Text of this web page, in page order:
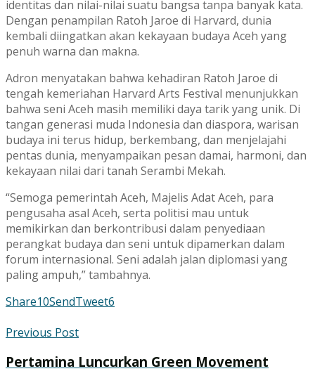
identitas dan nilai-nilai suatu bangsa tanpa banyak kata.
Dengan penampilan Ratoh Jaroe di Harvard, dunia
kembali diingatkan akan kekayaan budaya Aceh yang
penuh warna dan makna.
Adron menyatakan bahwa kehadiran Ratoh Jaroe di
tengah kemeriahan Harvard Arts Festival menunjukkan
bahwa seni Aceh masih memiliki daya tarik yang unik. Di
tangan generasi muda Indonesia dan diaspora, warisan
budaya ini terus hidup, berkembang, dan menjelajahi
pentas dunia, menyampaikan pesan damai, harmoni, dan
kekayaan nilai dari tanah Serambi Mekah.
“Semoga pemerintah Aceh, Majelis Adat Aceh, para
pengusaha asal Aceh, serta politisi mau untuk
memikirkan dan berkontribusi dalam penyediaan
perangkat budaya dan seni untuk dipamerkan dalam
forum internasional. Seni adalah jalan diplomasi yang
paling ampuh,” tambahnya.
Share10SendTweet6
Previous Post
Pertamina Luncurkan Green Movement